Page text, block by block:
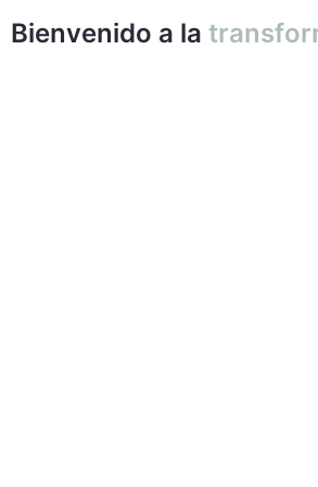
Bienvenido a la